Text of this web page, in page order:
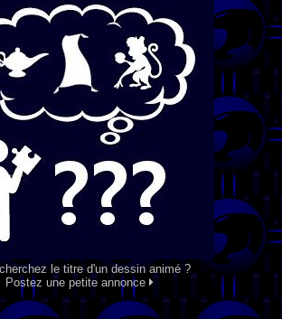
le titre d'un dessin animé ?
Postez une petite annonce